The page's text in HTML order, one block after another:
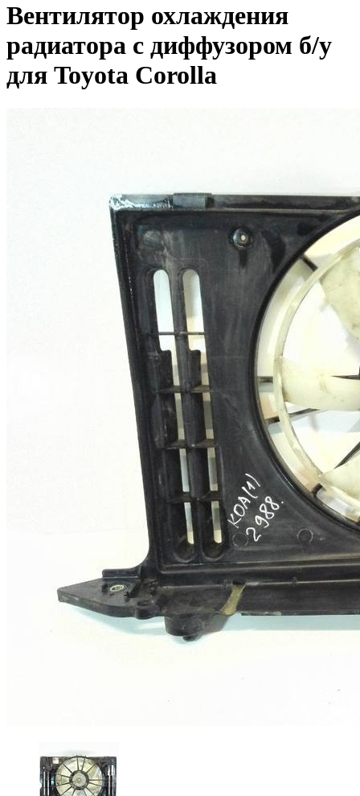
Вентилятор охлаждения
радиатора с диффузором б/у
для Toyota Corolla